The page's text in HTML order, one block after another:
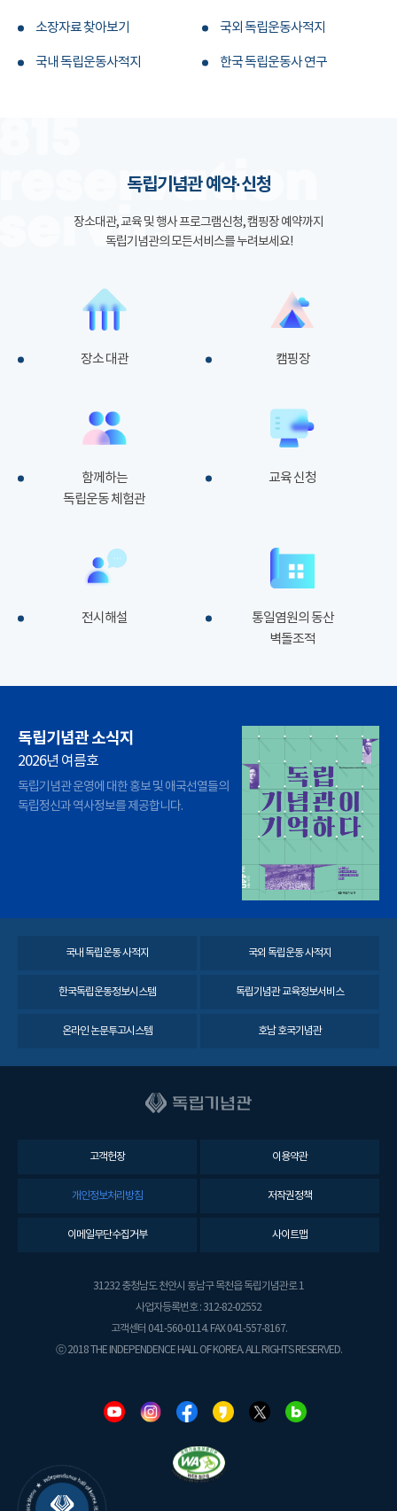
소장자료 찾아보기 국외 독립운동사적지
국내 독립운동사적지 한국 독립운동사 연구
독립기념관 예약·신청
장소대관, 교육 및 행사 프로그램신청, 캠핑장 예약까지
독립기념관의 모든서비스를 누려보세요!
장소 대관 캠핑장
함께하는
독립운동 체험관
교육 신청
전시해설
통일염원의 동산
벽돌조적
독립기념관 소식지
2026년 여름호
독립기념관 운영에 대한 홍보 및 애국선열들의
독립정신과 역사정보를 제공합니다.
국내 독립운동 사적지 국외 독립운동 사적지
한국독립운동정보시스템 독립기념관 교육정보서비스
온라인 논문투고시스템 호남 호국기념관
고객헌장 이용약관
개인정보처리방침 저작권정책
이메일무단수집거부 사이트맵
31232 충청남도 천안시 동남구 목천읍 독립기념관로 1
사업자등록번호 : 312-82-02552
고객센터 041-560-0114. FAX 041-557-8167.
ⓒ 2018 THE INDEPENDENCE HALL OF KOREA. ALL RIGHTS RESERVED.